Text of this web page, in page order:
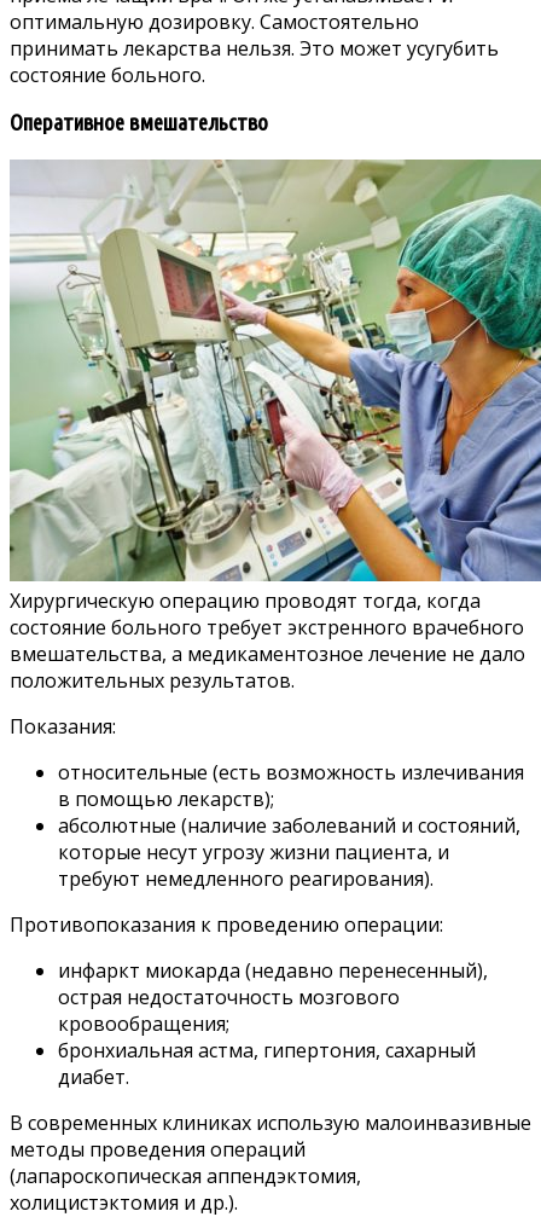
оптимальную дозировку. Самостоятельно
принимать лекарства нельзя. Это может усугубить
состояние больного.
Оперативное вмешательство
Хирургическую операцию проводят тогда, когда
состояние больного требует экстренного врачебного
вмешательства, а медикаментозное лечение не дало
положительных результатов.
Показания:
относительные (есть возможность излечивания
в помощью лекарств);
абсолютные (наличие заболеваний и состояний,
которые несут угрозу жизни пациента, и
требуют немедленного реагирования).
Противопоказания к проведению операции:
инфаркт миокарда (недавно перенесенный),
острая недостаточность мозгового
кровообращения;
бронхиальная астма, гипертония, сахарный
диабет.
В современных клиниках использую малоинвазивные
методы проведения операций
(лапароскопическая аппендэктомия,
холицистэктомия и др.).